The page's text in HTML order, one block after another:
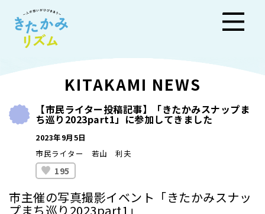
きた
かみ
リズ
ム
KITAKAMI NEWS
【市民ライター投稿記事】「きたかみスナップま
ち巡り2023part1」に参加してきました
2023年9月5日
市民ライター 若山 利夫
195
市主催の写真撮影イベント「きたかみスナッ
プまち巡り2023part1」